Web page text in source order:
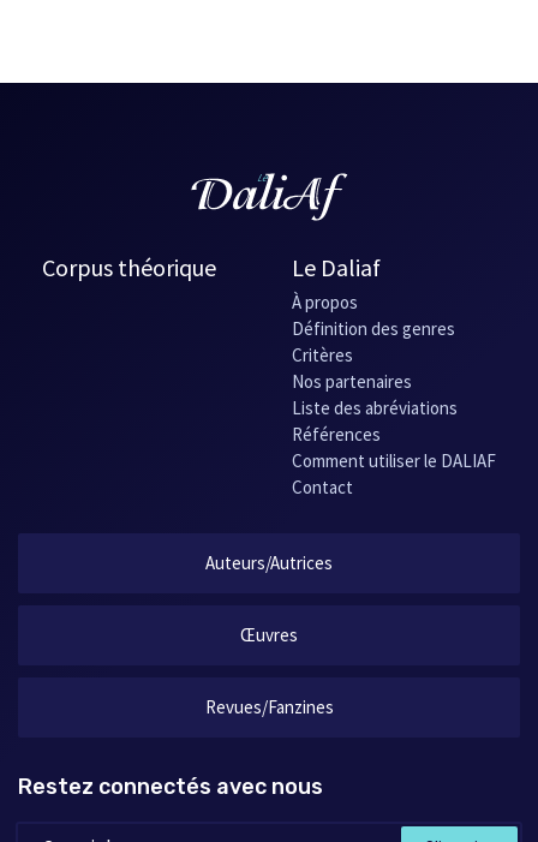
Corpus théorique Le Daliaf
À propos
Définition des genres
Critères
Nos partenaires
Liste des abréviations
Références
Comment utiliser le DALIAF
Contact
Auteurs/Autrices
Œuvres
Revues/Fanzines
Restez connectés avec nous